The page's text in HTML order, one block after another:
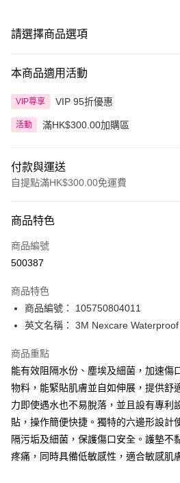
請選擇商品選項
本商品適用活動
VIP尊享 VIP 95折優惠
活動 滿HK$300.00加購區
付款與運送
自提點滿HK$300.00免運費
信用卡
Apple Pay
PayMe
WeChat Pay
BoC Pay
送貨方式
順豐自助櫃 - 確認發貨後1-3個工作天送
每筆HK$65.00，滿HK$300.00或以上
順豐站及營業點 - 確認發貨後1-3個工
商品特色
商品編號
500387
商品特色
商品編號： 105750804011
英文名稱： 3M Nexcare
商品重點
能有效阻隔水份、塵埃及細菌，加速傷
物料，能緊貼肌膚並自如伸展，提供舒
力即使遇水也不易脫落，並且設有專利
貼，操作簡便快捷。獨特的六邊形設計
隔污垢及細菌，保護傷口安全。護墊不
疼痛，同時具備低敏感性，適合敏感肌